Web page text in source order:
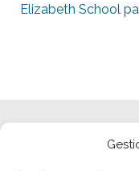
Elizabeth School